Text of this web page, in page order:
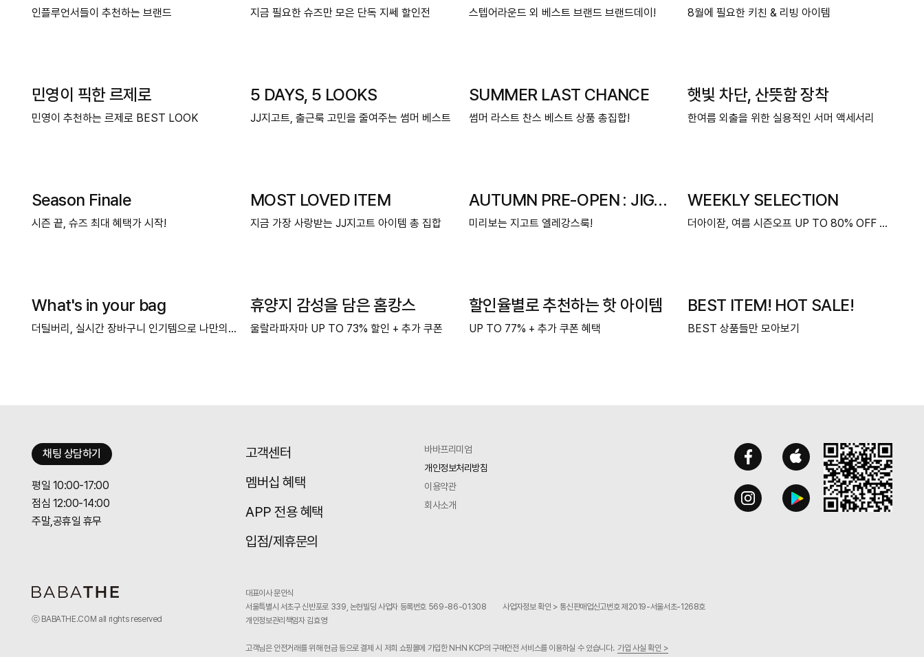
인플루언서들이 추천하는 브랜드 지금 필요한 슈즈만 모은 단독 지쎄 할인전 스텝어라운드 외 베스트 브랜드 브랜드데이! 8월에 필요한 키친 & 리빙 아이템
민영이 픽한 르제로
민영이 추천하는 르제로 BEST LOOK
5 DAYS, 5 LOOKS
JJ지고트, 출근룩 고민을 줄여주는 썸머 베스트
SUMMER LAST CHANCE
썸머 라스트 찬스 베스트 상품 총집합!
햇빛 차단, 산뜻함 장착
한여름 외출을 위한 실용적인 서머 액세서리
Season Finale
시즌 끝, 슈즈 최대 혜택가 시작!
MOST LOVED ITEM
지금 가장 사랑받는 JJ지고트 아이템 총 집합
AUTUMN PRE-OPEN : JIGOTT
미리보는 지고트 엘레강스룩!
WEEKLY SELECTION
더아이잗, 여름 시즌오프 UP TO 80% OFF + 중복 쿠
What's in your bag
더틸버리, 실시간 장바구니 인기템으로 나만의 스타일 완성
휴양지 감성을 담은 홈캉스
울랄라파자마 UP TO 73% 할인 + 추가 쿠폰
할인율별로 추천하는 핫 아이템
UP TO 77% + 추가 쿠폰 혜택
BEST ITEM! HOT SALE!
BEST 상품들만 모아보기
채팅 상담하기
평일 10:00-17:00
점심 12:00-14:00
주말,공휴일 휴무
고객센터
멤버십 혜택
APP 전용 혜택
입점/제휴문의
바바프리미엄
개인정보처리방침
이용약관
회사소개
ⓒ BABATHE.COM all rights reserved
대표이사 문인식
서울특별시 서초구 신반포로 339, 논현빌딩 사업자 등록번호 569-86-01308
사업자정보 확인 > 통신판매업신고번호 제2019-서울서초-1268호
개인정보관리책임자 김효영
고객님은 안전거래를 위해 현금 등으로 결제 시 저희 쇼핑몰에 가입한 NHN KCP의 구매안전 서비스를 이용하실 수 있습니다.가입 사실 확인